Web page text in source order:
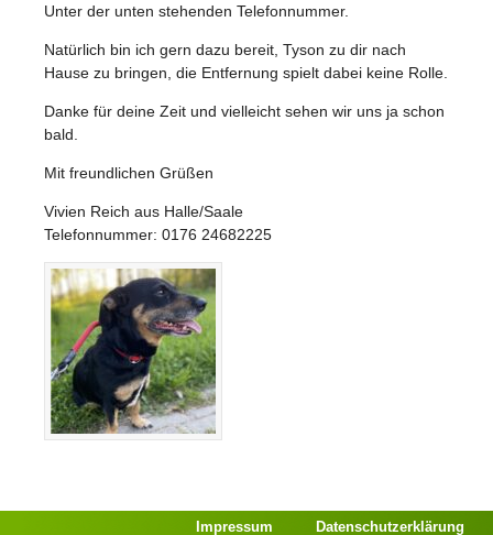
Unter der unten stehenden Telefonnummer.
Natürlich bin ich gern dazu bereit, Tyson zu dir nach
Hause zu bringen, die Entfernung spielt dabei keine Rolle.
Danke für deine Zeit und vielleicht sehen wir uns ja schon
bald.
Mit freundlichen Grüßen
Vivien Reich aus Halle/Saale
Telefonnummer: 0176 24682225
Impressum Datenschutzerklärung